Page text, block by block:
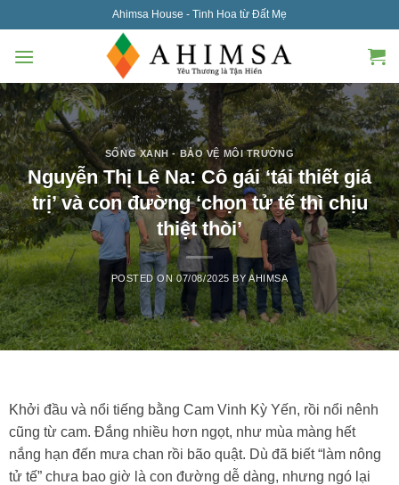
to
content
Ahimsa House - Tinh Hoa từ Đất Mẹ
SỐNG XANH - BẢO VỆ MÔI TRƯỜNG
Nguyễn Thị Lê Na: Cô gái ‘tái thiết giá
trị’ và con đường ‘chọn tử tế thì chịu
thiệt thòi’
POSTED ON07/08/2025 BYAHIMSA
Khởi đầu và nổi tiếng bằng Cam Vinh Kỳ Yến, rồi nổi nênh
cũng từ cam. Đắng nhiều hơn ngọt, như mùa màng hết
nắng hạn đến mưa chan rồi bão quật. Dù đã biết “làm nông
tử tế” chưa bao giờ là con đường dễ dàng, nhưng ngó lại